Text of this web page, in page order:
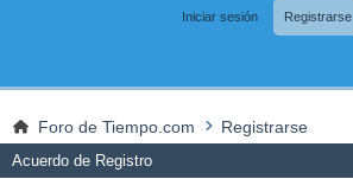
Iniciar sesión Registrarse
Foro de Tiempo.com Registrarse
Acuerdo de Registro